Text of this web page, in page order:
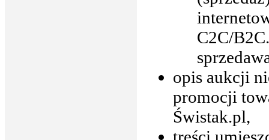
C2C/
opis aukcji
promocji
Świstak.pl,